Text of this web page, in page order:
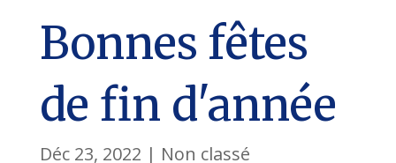
Bonnes fêtes
de fin d'année
Déc 23, 2022 | Non classé